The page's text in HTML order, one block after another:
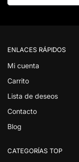
ENLACES RÁPIDOS
Mi cuenta
Carrito
Lista de deseos
Contacto
Blog
CATEGORÍAS TOP